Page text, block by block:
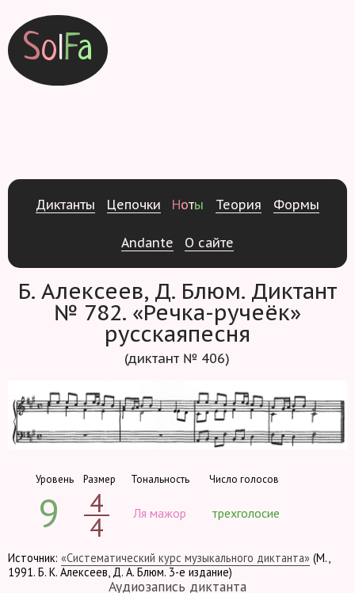
SolFa
Диктанты Цепочки Ноты Теория Формы
Andante О сайте
Б. Алексеев, Д. Блюм. Диктант
№ 782. «Речка-ручеёк»
русскаяпесня
(диктант № 406)
Уровень
9
Размер
4
4
Тональность
Ля мажор
Число голосов
трехголосие
Источник: «Систематический курс музыкального диктанта» (М.,
1991. Б. К. Алексеев, Д. А. Блюм. 3-е издание)
Аудиозапись диктанта